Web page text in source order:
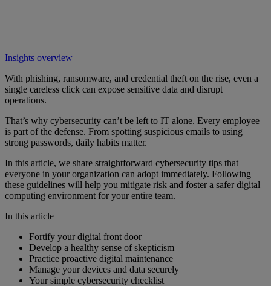
Insights overview
With phishing, ransomware, and credential theft on the rise, even a
single careless click can expose sensitive data and disrupt
operations.
That’s why cybersecurity can’t be left to IT alone. Every employee
is part of the defense. From spotting suspicious emails to using
strong passwords, daily habits matter.
In this article, we share straightforward cybersecurity tips that
everyone in your organization can adopt immediately. Following
these guidelines will help you mitigate risk and foster a safer digital
computing environment for your entire team.
In this article
Fortify your digital front door
Develop a healthy sense of skepticism
Practice proactive digital maintenance
Manage your devices and data securely
Your simple cybersecurity checklist